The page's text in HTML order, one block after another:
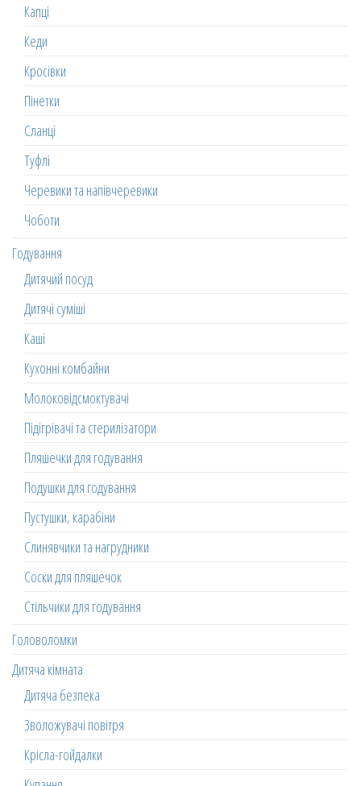
Капці
Кеди
Кросівки
Пінетки
Сланці
Туфлі
Черевики та напівчеревики
Чоботи
Годування
Дитячий посуд
Дитячі суміші
Каші
Кухонні комбайни
Молоковідсмоктувачі
Підігрівачі та стерилізатори
Пляшечки для годування
Подушки для годування
Пустушки, карабіни
Слинявчики та нагрудники
Соски для пляшечок
Стільчики для годування
Головоломки
Дитяча кімната
Дитяча безпека
Зволожувачі повітря
Крісла-гойдалки